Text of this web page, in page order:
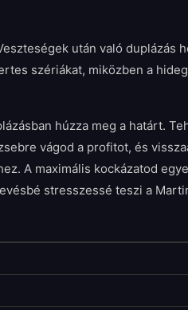
után való duplázás
szériákat, miközben a
húzza meg a határt.
vágod a profitot, és
A maximális kockázatod
stresszessé teszi a